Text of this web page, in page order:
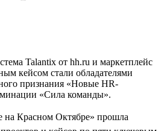
Talantix от hh.ru и маркетплейс
кейсом стали обладателями
признания «Новые HR-
«Сила команды».
на Красном Октябре» прошла